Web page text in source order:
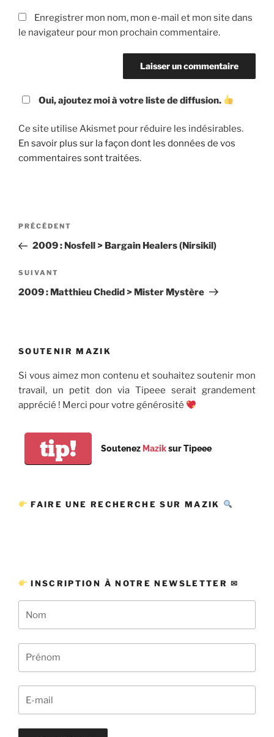
Enregistrer mon nom, mon e-mail et mon site dans
le navigateur pour mon prochain commentaire.
Oui, ajoutez moi à votre liste de diffusion.
Ce site utilise Akismet pour réduire les indésirables.
En savoir plus sur la façon dont les données de vos
commentaires sont traitées.
Navigation
l’article
Article
précédent
PRÉCÉDENT
2009 : Nosfell > Bargain Healers (Nirsikil)
Article
suivant
SUIVANT
2009 : Matthieu Chedid > Mister Mystère
SOUTENIR MAZIK
Si vous aimez mon contenu et souhaitez soutenir mon
travail, un petit don via Tipeee serait grandement
apprécié ! Merci pour votre générosité
tip! Soutenez Maziksur Tipeee
FAIRE UNE RECHERCHE SUR MAZIK
INSCRIPTION À NOTRE NEWSLETTER ✉